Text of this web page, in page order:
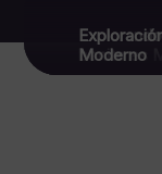
bonito es
Moderno